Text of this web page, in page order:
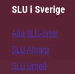
SLU i Sverige
Alla SLU-orter
SLU Alnarp
SLU Umeå